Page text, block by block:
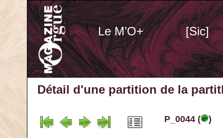
Le M’O+ [Sic]
Détail d'une partition de la
P_0044 ( )